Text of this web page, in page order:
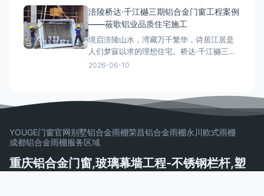
护的古建筑群，其改建项目对门窗、栏杆及
阳光房施工提出了严格的历史风貌保护要
求。莜歌铝业凭借多年古建门窗研发与施工
经验，承接了本项目的铝合
涪陵桥达·千江樾三期铝合金门窗工程案例
——莜歌铝业品质住宅施工
境启涪陵山水，湾藏万千繁华，诗居江居是
人们梦寐以求的理想住宅。桥达·千江樾三期
墅境美宅坐落于江南组团核芯区，地处涪陵
工程，用专业技术和优质施工服务，焕新城
市居住空间，助力桥达集团打造涪陵改善型
2026-06-10
YOUGE门窗官网别墅铝合金雨棚荣昌铝合金雨棚永川欧式雨棚
成都铝合金雨棚服务区域
重庆铝合金门窗,玻璃幕墙工程-不锈钢栏杆,塑